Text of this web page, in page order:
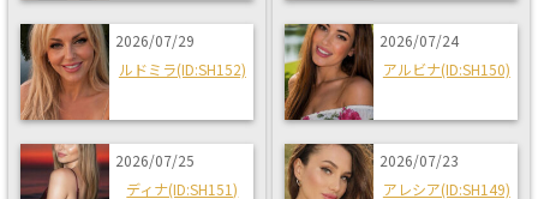
2026/07/29
ルドミラ(ID:SH152)
2026/07/25
ディナ(ID:SH151)
2026/07/24
アルビナ(ID:SH150)
2026/07/23
アレシア(ID:SH149)